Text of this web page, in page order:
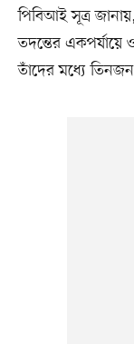
পিবিআই সূত্র
তদন্তের
তাঁদের মধ্যে